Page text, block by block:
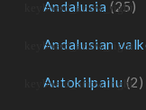
Andalusia (25)
Andalusian
Autokilpailu (2)